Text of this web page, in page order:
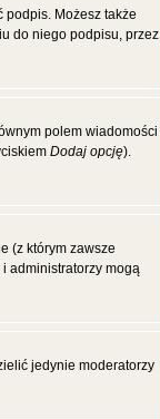
podpis. Możesz także
do niego podpisu, przez
polem wiadomości
Dodaj opcję).
(z którym zawsze
administratorzy mogą
jedynie moderatorzy